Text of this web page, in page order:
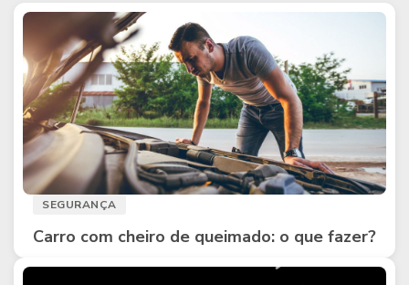
SEGURANÇA
Carro com cheiro de queimado: o que fazer?